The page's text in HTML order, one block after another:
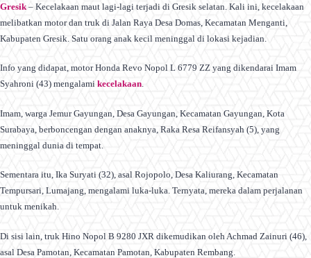
Gresik – Kecelakaan maut lagi-lagi terjadi di Gresik selatan. Kali ini, kecelakaan
melibatkan motor dan truk di Jalan Raya Desa Domas, Kecamatan Menganti,
Kabupaten Gresik. Satu orang anak kecil meninggal di lokasi kejadian.
Info yang didapat, motor Honda Revo Nopol L 6779 ZZ yang dikendarai Imam
Syahroni (43) mengalami kecelakaan.
Imam, warga Jemur Gayungan, Desa Gayungan, Kecamatan Gayungan, Kota
Surabaya, berboncengan dengan anaknya, Raka Resa Reifansyah (5), yang
meninggal dunia di tempat.
Sementara itu, Ika Suryati (32), asal Rojopolo, Desa Kaliurang, Kecamatan
Tempursari, Lumajang, mengalami luka-luka. Ternyata, mereka dalam perjalanan
untuk menikah.
Di sisi lain, truk Hino Nopol B 9280 JXR dikemudikan oleh Achmad Zainuri (46),
asal Desa Pamotan, Kecamatan Pamotan, Kabupaten Rembang.